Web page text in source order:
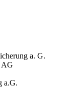
a. G.
AG
a.G.